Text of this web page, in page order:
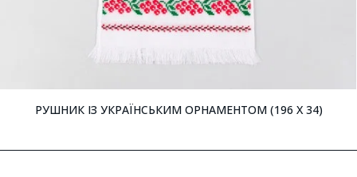
РУШНИК ІЗ УКРАЇНСЬКИМ ОРНАМЕНТОМ (196 X 34)